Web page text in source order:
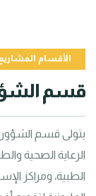
الأقسام
قسم